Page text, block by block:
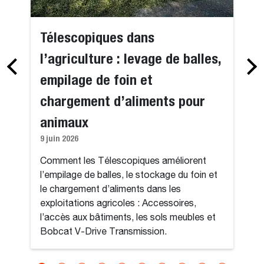
Télescopiques dans
l’agriculture : levage de balles,
empilage de foin et
chargement d’aliments pour
animaux
9 juin 2026
Comment les Télescopiques améliorent
l’empilage de balles, le stockage du foin et
le chargement d’aliments dans les
exploitations agricoles : Accessoires,
l’accès aux bâtiments, les sols meubles et
Bobcat V-Drive Transmission.